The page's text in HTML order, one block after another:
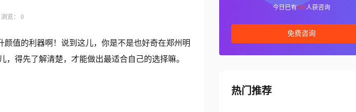
浏览：0
值的利器啊！说到这儿，你是不是也好奇在郑州明
得先了解清楚，才能做出最适合自己的选择嘛。
今日已有105人获咨询
免费咨询
热门推荐